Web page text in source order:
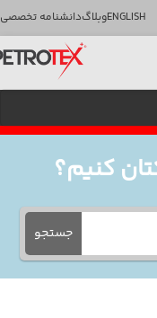
وبلاگدانشنامه تخصصی
کنیم؟
جستجو